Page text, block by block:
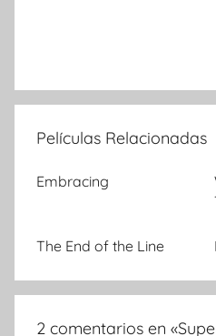
Películas Relacionadas
Embracing
The End of the Line
2 comentarios en «